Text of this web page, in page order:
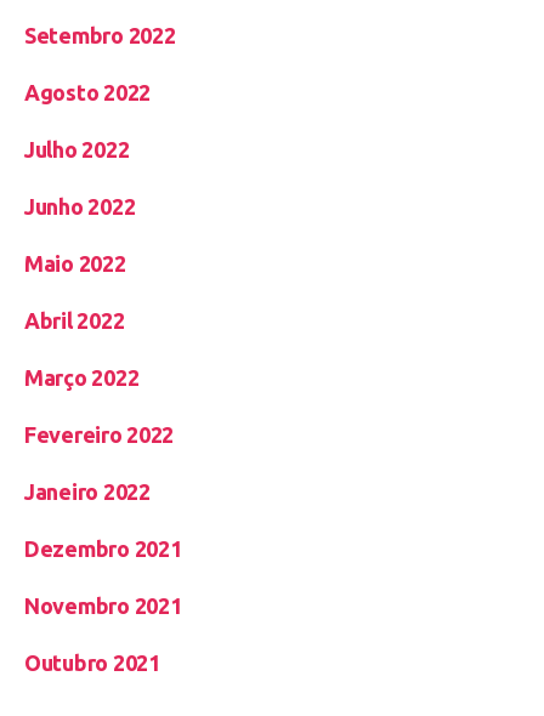
Setembro 2022
Agosto 2022
Julho 2022
Junho 2022
Maio 2022
Abril 2022
Março 2022
Fevereiro 2022
Janeiro 2022
Dezembro 2021
Novembro 2021
Outubro 2021